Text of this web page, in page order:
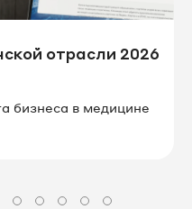
отрасли 2026
бизнеса в⁠ ⁠медицине